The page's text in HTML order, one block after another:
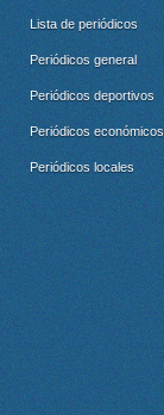
Lista de periódicos
Periódicos general
Periódicos deportivos
Periódicos económicos
Periódicos locales